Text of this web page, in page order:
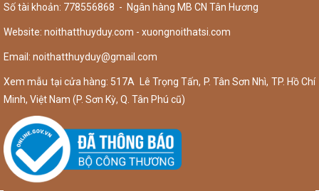
Số tài khoản: 778556868 - Ngân hàng MB CN Tân Hương
Website: noithatthuyduy.com - xuongnoithatsi.com
Email: noithatthuyduy@gmail.com
Xem mẫu tại cửa hàng: 517A Lê Trọng Tấn, P. Tân Sơn Nhì, TP. Hồ Chí
Minh, Việt Nam (P. Sơn Kỳ, Q. Tân Phú cũ)